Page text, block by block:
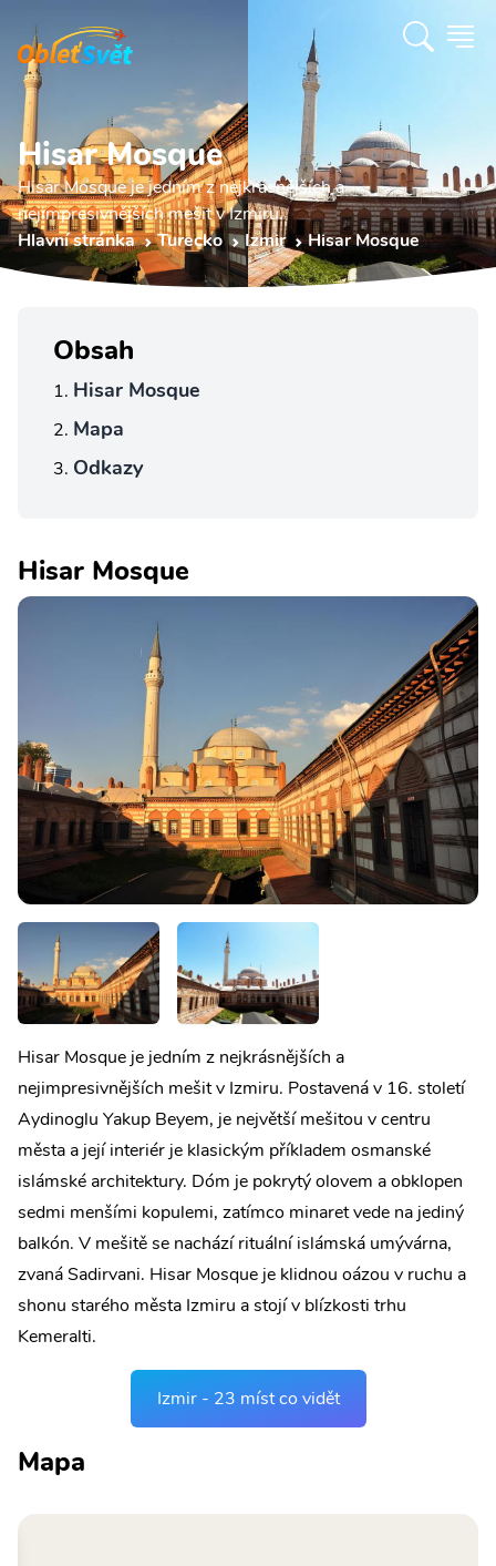
Hisar Mosque
Hisar Mosque je jedním z nejkrásnějších a
nejimpresivnějších mešit v Izmiru.
Hlavní stránka
Turecko Izmir Hisar Mosque
Obsah
Hisar Mosque
Mapa
Odkazy
Hisar Mosque
Hisar Mosque je jedním z nejkrásnějších a
nejimpresivnějších mešit v Izmiru. Postavená v 16. století
Aydinoglu Yakup Beyem, je největší mešitou v centru
města a její interiér je klasickým příkladem osmanské
islámské architektury. Dóm je pokrytý olovem a obklopen
sedmi menšími kopulemi, zatímco minaret vede na jediný
balkón. V mešitě se nachází rituální islámská umývárna,
zvaná Sadirvani. Hisar Mosque je klidnou oázou v ruchu a
shonu starého města Izmiru a stojí v blízkosti trhu
Kemeralti.
Izmir - 23 míst co vidět
Mapa